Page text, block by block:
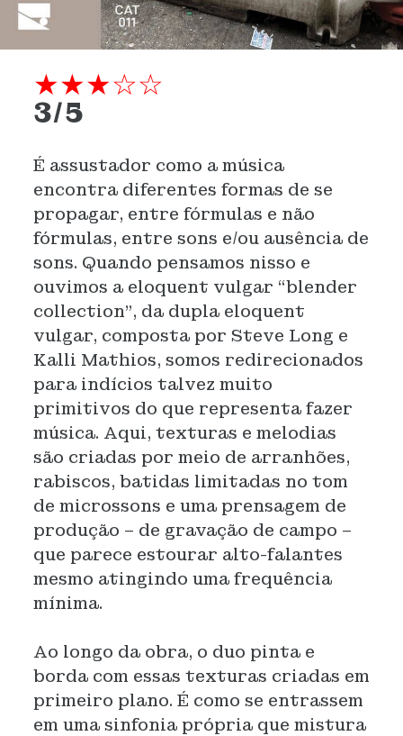
★★★☆☆
3/5
É assustador como a música
encontra diferentes formas de se
propagar, entre fórmulas e não
fórmulas, entre sons e/ou ausência de
sons. Quando pensamos nisso e
ouvimos a eloquent vulgar “blender
collection”, da dupla eloquent
vulgar, composta por Steve Long e
Kalli Mathios, somos redirecionados
para indícios talvez muito
primitivos do que representa fazer
música. Aqui, texturas e melodias
são criadas por meio de arranhões,
rabiscos, batidas limitadas no tom
de microssons e uma prensagem de
produção – de gravação de campo –
que parece estourar alto-falantes
mesmo atingindo uma frequência
mínima.
Ao longo da obra, o duo pinta e
borda com essas texturas criadas em
primeiro plano. É como se entrassem
em uma sinfonia própria que mistura